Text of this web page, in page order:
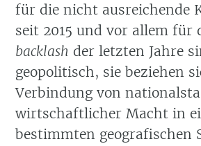
für die nicht ausreichende
seit 2015 und vor allem für
backlash der letzten Jahre
geopolitisch, sie beziehen
Verbindung von
wirtschaftlicher Macht in
bestimmten geografischen